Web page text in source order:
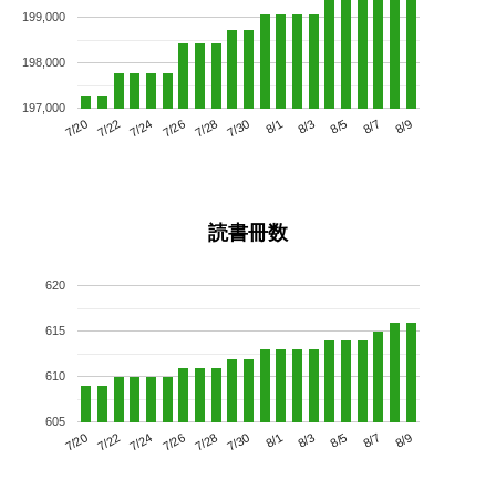
7/20 7/22 7/24 7/26 7/28 7/30 8/1 8/3 8/5 8/7 8/9
197,000
198,000
199,000
読書冊数
7/20 7/22 7/24 7/26 7/28 7/30 8/1 8/3 8/5 8/7 8/9
605
610
615
620